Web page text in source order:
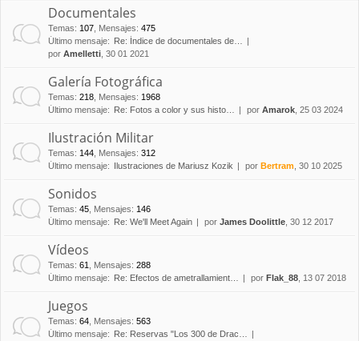
Documentales
Temas: 107 Mensajes: 475
Último mensaje:
Re: Índice de documentales de…
por Amelletti , 30 01 2021
Galería Fotográfica
Temas: 218 Mensajes: 1968
Último mensaje:
Re: Fotos a color y sus histo… por Amarok , 25 03 2024
Ilustración Militar
Temas: 144 Mensajes: 312
Último mensaje:
Ilustraciones de Mariusz Kozik por Bertram , 30 10 2025
Sonidos
Temas: 45 Mensajes: 146
Último mensaje:
Re: We'll Meet Again por James Doolittle , 30 12 2017
Vídeos
Temas: 61 Mensajes: 288
Último mensaje:
Re: Efectos de ametrallamient… por Flak_88 , 13 07 2018
Juegos
Temas: 64 Mensajes: 563
Último mensaje:
Re: Reservas "Los 300 de Drac…